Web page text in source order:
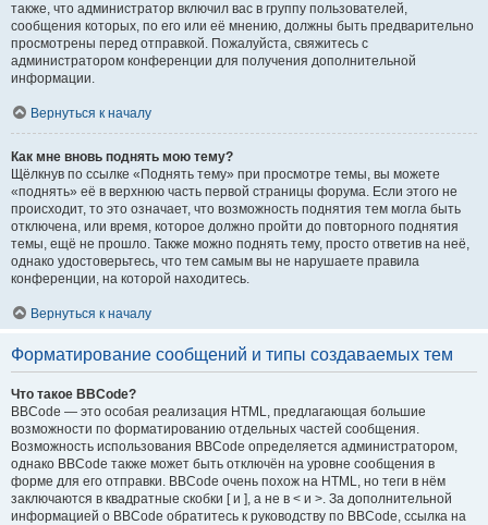
также, что администратор включил вас в группу пользователей,
сообщения которых, по его или её мнению, должны быть предварительно
просмотрены перед отправкой. Пожалуйста, свяжитесь с
администратором конференции для получения дополнительной
информации.
Вернуться к началу
Как мне вновь поднять мою тему?
Щёлкнув по ссылке «Поднять тему» при просмотре темы, вы можете
«поднять» её в верхнюю часть первой страницы форума. Если этого не
происходит, то это означает, что возможность поднятия тем могла быть
отключена, или время, которое должно пройти до повторного поднятия
темы, ещё не прошло. Также можно поднять тему, просто ответив на неё,
однако удостоверьтесь, что тем самым вы не нарушаете правила
конференции, на которой находитесь.
Вернуться к началу
Форматирование сообщений и типы создаваемых тем
Что такое BBCode?
BBCode — это особая реализация HTML, предлагающая большие
возможности по форматированию отдельных частей сообщения.
Возможность использования BBCode определяется администратором,
однако BBCode также может быть отключён на уровне сообщения в
форме для его отправки. BBCode очень похож на HTML, но теги в нём
заключаются в квадратные скобки [ и ], а не в < и >. За дополнительной
информацией о BBCode обратитесь к руководству по BBCode, ссылка на